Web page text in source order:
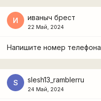
И иваныч брест
22 Май, 2024
Напишите номер телефона
S slesh13_ramblerru
24 Май, 2024